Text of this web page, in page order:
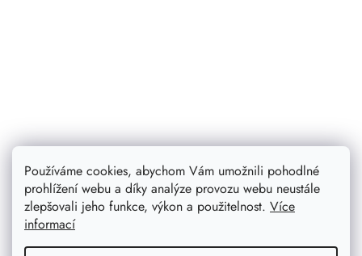
Používáme cookies, abychom Vám umožnili pohodlné
prohlížení webu a díky analýze provozu webu neustále
zlepšovali jeho funkce, výkon a použitelnost. Více
informací
299 Kč
374 Kč